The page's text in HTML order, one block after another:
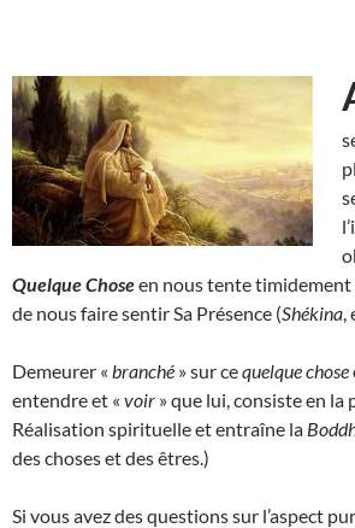
Quelque Choseen nous tente
de nous faire sentir Sa Présence (Shékina
Demeurer « branché » sur cequelque chose
entendre et « voir » que lui, consiste en
Réalisation spirituelle et entraîne la
des choses et des êtres.)
Si vous avez des questions sur l’aspect